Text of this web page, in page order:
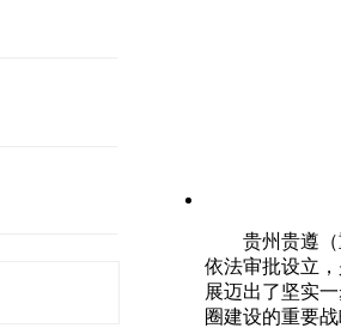
贵州贵遵
依法审批设立
展迈出了坚实
圈建设的重要